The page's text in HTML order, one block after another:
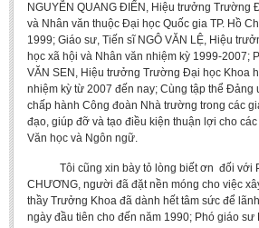
NGUYỄN QUANG ĐIỂN, Hiệu trưởng Trường
và Nhân văn thuộc Đại học Quốc gia TP. Hồ
1999; Giáo sư, Tiến sĩ NGÔ VĂN LỆ, Hiệu
học xã hội và Nhân văn nhiệm kỳ 1999-2007;
VĂN SEN, Hiệu trưởng Trường Đại học Khoa
nhiệm kỳ từ 2007 đến nay; Cùng tập thể Đảng
chấp hành Công đoàn Nhà trường trong các
đạo, giúp đỡ và tạo điều kiện thuận lợi cho
Văn học và Ngôn ngữ.
Tôi cũng xin bày tỏ lòng biết ơn đối với
CHƯƠNG, người đã đặt nền móng cho việc
thầy Trưởng Khoa đã dành hết tâm sức để
ngày đầu tiên cho đến năm 1990; Phó giáo sư